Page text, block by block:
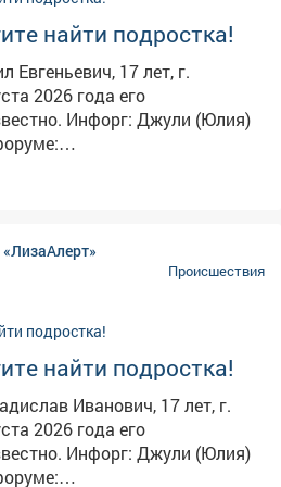
найти подростка!
17 лет, г.
(Юлия)
viewtopic.php?t=371502
#ПропалЧеловек
Происшествия
найти подростка!
Иванович, 17 лет, г.
(Юлия)